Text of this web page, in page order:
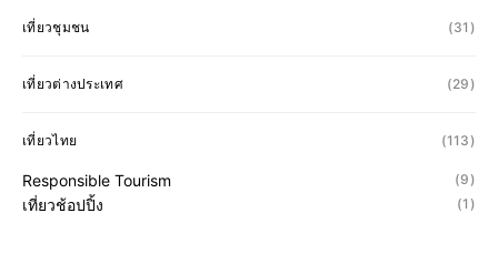
เที่ยวชุมชน (31)
เที่ยวต่างประเทศ (29)
เที่ยวไทย (113)
Responsible Tourism (9)
เที่ยวช้อปปิ้ง (1)